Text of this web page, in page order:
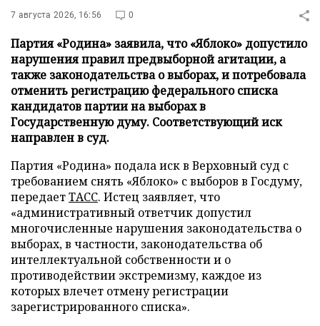
7 августа 2026, 16:56 0
Партия «Родина» заявила, что «Яблоко» допустило
нарушения правил предвыборной агитации, а
также законодательства о выборах, и потребовала
отменить регистрацию федерального списка
кандидатов партии на выборах в
Государственную думу. Соответствующий иск
направлен в суд.
Партия «Родина» подала иск в Верховный суд с
требованием снять «Яблоко» с выборов в Госдуму,
передаетТАСС. Истец заявляет, что
«административный ответчик допустил
многочисленные нарушения законодательства о
выборах, в частности, законодательства об
интеллектуальной собственности и о
противодействии экстремизму, каждое из
которых влечет отмену регистрации
зарегистрированного списка».